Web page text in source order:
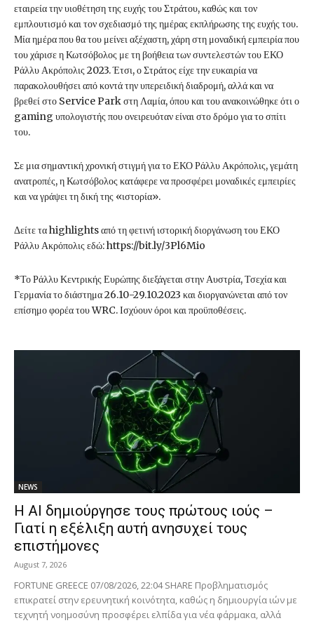
εταιρεία την υιοθέτηση της ευχής του Στράτου, καθώς και τον
εμπλουτισμό και τον σχεδιασμό της ημέρας εκπλήρωσης της ευχής του.
Μία ημέρα που θα του μείνει αξέχαστη, χάρη στη μοναδική εμπειρία που
του χάρισε η Κωτσόβολος με τη βοήθεια των συντελεστών του ΕΚΟ
Ράλλυ Ακρόπολις 2023. Έτσι, ο Στράτος είχε την ευκαιρία να
παρακολουθήσει από κοντά την υπερειδική διαδρομή, αλλά και να
βρεθεί στο Service Park στη Λαμία, όπου και του ανακοινώθηκε ότι ο
gaming υπολογιστής που ονειρευόταν είναι στο δρόμο για το σπίτι
του.
Σε μια σημαντική χρονική στιγμή για το ΕΚΟ Ράλλυ Ακρόπολις, γεμάτη
ανατροπές, η Κωτσόβολος κατάφερε να προσφέρει μοναδικές εμπειρίες
και να γράψει τη δική της «ιστορία».
Δείτε τα highlights από τη φετινή ιστορική διοργάνωση του ΕΚΟ
Ράλλυ Ακρόπολις εδώ: https://bit.ly/3Pl6Mio
*Το Ράλλυ Κεντρικής Ευρώπης διεξάγεται στην Αυστρία, Τσεχία και
Γερμανία το διάστημα 26.10-29.10.2023 και διοργανώνεται από τον
επίσημο φορέα του WRC. Ισχύουν όροι και προϋποθέσεις.
NEWS
Η AI δημιούργησε τους πρώτους ιούς –
Γιατί η εξέλιξη αυτή ανησυχεί τους
επιστήμονες
August 7, 2026
FORTUNE GREECE 07/08/2026, 22:04 SHARE Προβληματισμός
επικρατεί στην ερευνητική κοινότητα, καθώς η δημιουργία ιών με
τεχνητή νοημοσύνη προσφέρει ελπίδα για νέα φάρμακα, αλλά